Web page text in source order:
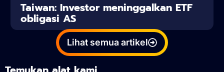
Taiwan: Investor meninggalkan ETF
obligasi AS
Lihat semua artikel